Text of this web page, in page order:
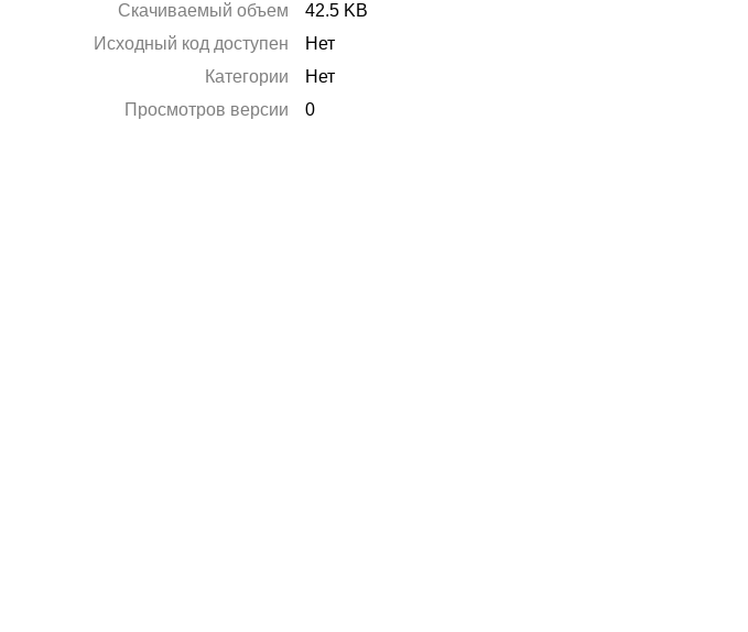
Скачиваемый объем
42.5 KB
Исходный код доступен
Нет
Категории
Нет
Просмотров версии
0